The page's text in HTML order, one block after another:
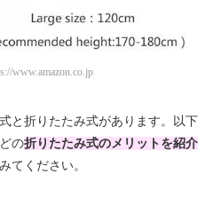
www.amazon.co.jp
と折りたたみ式があります。以下
の折りたたみ式のメリットを紹介
てください。